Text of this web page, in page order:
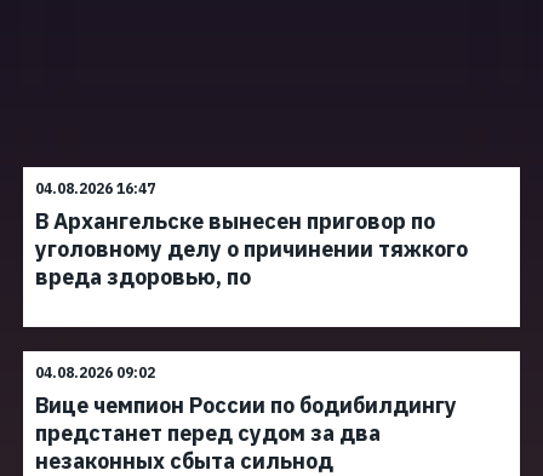
04.08.2026 16:47
В Архангельске вынесен приговор по
уголовному делу о причинении тяжкого
вреда здоровью, по
04.08.2026 09:02
Вице чемпион России по бодибилдингу
предстанет перед судом за два
незаконных сбыта сильнод